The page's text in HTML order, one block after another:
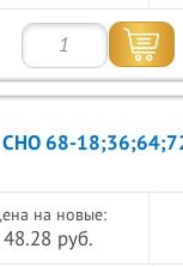
СНО 68-
на новые:
48.28 руб.